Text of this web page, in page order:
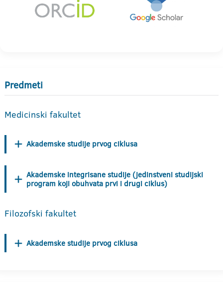
Predmeti
Medicinski fakultet
Akademske studije prvog ciklusa
Akademske integrisane studije (jedinstveni studijski
program koji obuhvata prvi i drugi ciklus)
Filozofski fakultet
Akademske studije prvog ciklusa